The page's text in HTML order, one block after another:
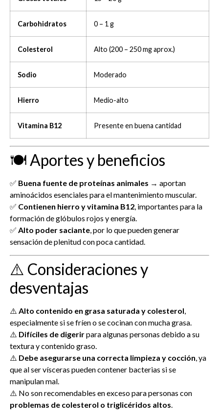
Carbohidratos 0 – 1 g
Colesterol Alto (200 – 250 mg aprox.)
Sodio Moderado
Hierro Medio-alto
Vitamina B12 Presente en buena cantidad
🍽️ Aportes y beneficios
✅ Buena fuente de proteínas animales → aportan
aminoácidos esenciales para el mantenimiento muscular.
✅ Contienen hierro y vitamina B12, importantes para la
formación de glóbulos rojos y energía.
✅ Alto poder saciante, por lo que pueden generar
sensación de plenitud con poca cantidad.
⚠️ Consideraciones y
desventajas
⚠️ Alto contenido en grasa saturada y colesterol,
especialmente si se fríen o se cocinan con mucha grasa.
⚠️ Difíciles de digerirpara algunas personas debido a su
textura y contenido graso.
⚠️ Debe asegurarse una correcta limpieza y cocción, ya
que al ser vísceras pueden contener bacterias si se
manipulan mal.
⚠️ No son recomendables en exceso para personas con
problemas de colesterol o triglicéridos altos.